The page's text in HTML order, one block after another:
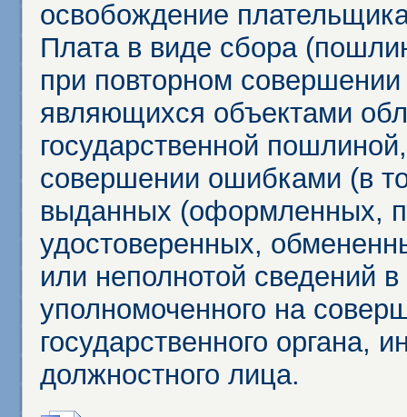
освобождение
Плата в виде сбора
при повторном
являющихся объектами
государственной
совершении ошибками (в
выданных (оформленных,
удостоверенных,
или неполнотой сведений
уполномоченного на
государственного органа,
должностного лица.